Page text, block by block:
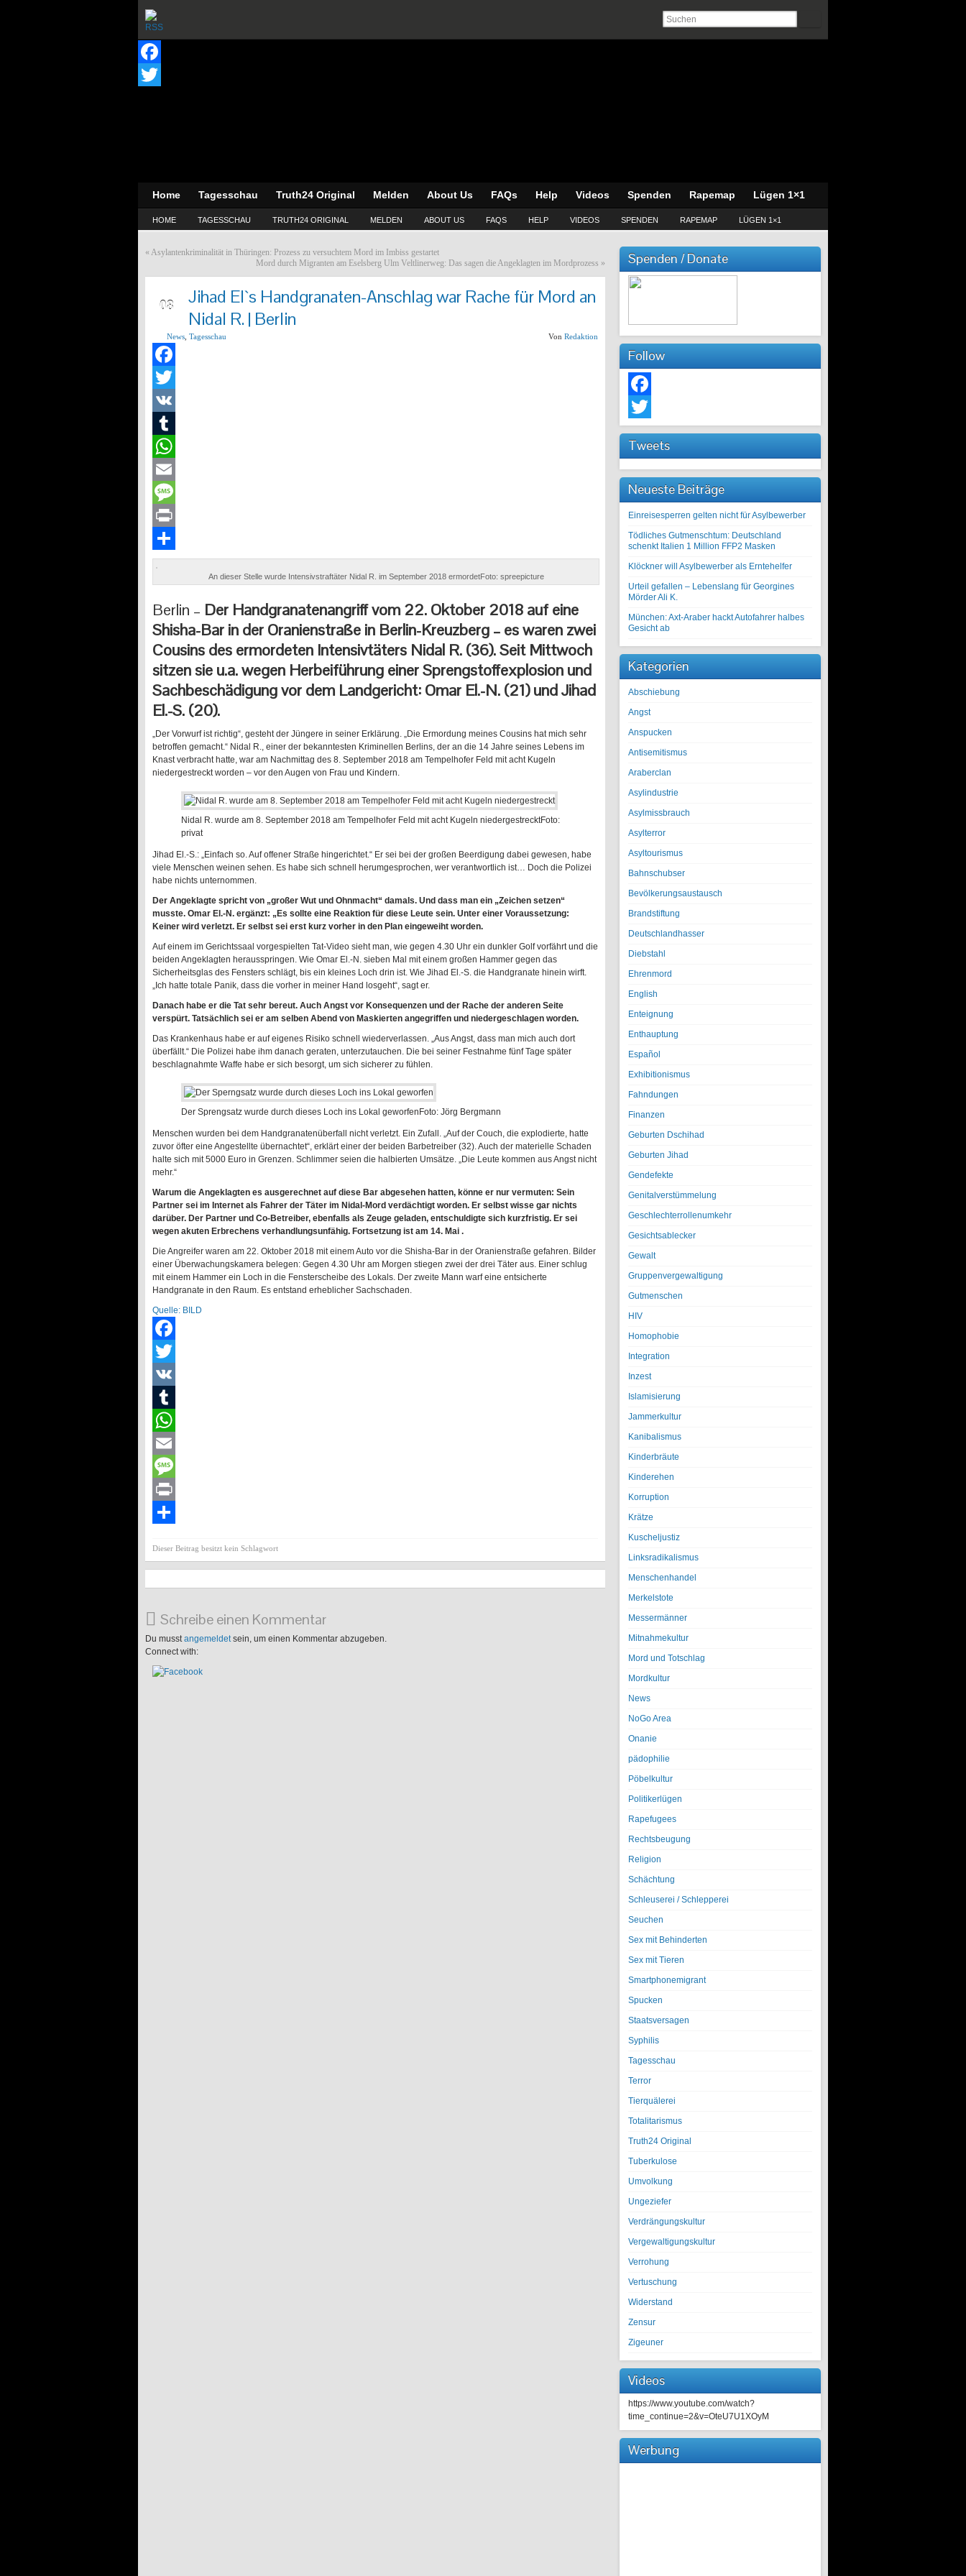
Facebook
Home Tagesschau Truth24 Original Melden About Us FAQs Help Videos Spenden Rapemap Lügen 1×1
HOME TAGESSCHAU TRUTH24 ORIGINAL MELDEN ABOUT US FAQS HELP VIDEOS SPENDEN RAPEMAP LÜGEN 1×1
« Asylantenkriminalität in Thüringen: Prozess zu versuchtem Mord im Imbiss gestartet
Mord durch Migranten am Eselsberg Ulm Veltlinerweg: Das sagen die Angeklagten im Mordprozess »
08
Jihad El`s Handgranaten-Anschlag war Rache für Mord an
Nidal R. | Berlin
News Tagesschau Von Redaktion
Facebook
Twitter
VK
Tumblr
WhatsApp
Email
Message
Print
Teilen
An dieser Stelle wurde Intensivstraftäter Nidal R. im September 2018 ermordetFoto: spreepicture
Berlin – Der Handgranatenangriff vom 22. Oktober 2018 auf eine
Shisha-Bar in der Oranienstraße in Berlin-Kreuzberg – es waren zwei
Cousins des ermordeten Intensivtäters Nidal R. (36). Seit Mittwoch
sitzen sie u.a. wegen Herbeiführung einer Sprengstoffexplosion und
Sachbeschädigung vor dem Landgericht: Omar El.-N. (21) und Jihad
El.-S. (20).
„Der Vorwurf ist richtig“, gesteht der Jüngere in seiner Erklärung. „Die Ermordung meines Cousins hat mich sehr
betroffen gemacht.“ Nidal R., einer der bekanntesten Kriminellen Berlins, der an die 14 Jahre seines Lebens im
Knast verbracht hatte, war am Nachmittag des 8. September 2018 am Tempelhofer Feld mit acht Kugeln
niedergestreckt worden – vor den Augen von Frau und Kindern.
Nidal R. wurde am 8. September 2018 am Tempelhofer Feld mit acht Kugeln niedergestrecktFoto:
privat
Jihad El.-S.: „Einfach so. Auf offener Straße hingerichtet.“ Er sei bei der großen Beerdigung dabei gewesen, habe
viele Menschen weinen sehen. Es habe sich schnell herumgesprochen, wer verantwortlich ist… Doch die Polizei
habe nichts unternommen.
Der Angeklagte spricht von „großer Wut und Ohnmacht“ damals. Und dass man ein „Zeichen setzen“
musste. Omar El.-N. ergänzt: „Es sollte eine Reaktion für diese Leute sein. Unter einer Voraussetzung:
Keiner wird verletzt. Er selbst sei erst kurz vorher in den Plan eingeweiht worden.
Auf einem im Gerichtssaal vorgespielten Tat-Video sieht man, wie gegen 4.30 Uhr ein dunkler Golf vorfährt und die
beiden Angeklagten herausspringen. Wie Omar El.-N. sieben Mal mit einem großen Hammer gegen das
Sicherheitsglas des Fensters schlägt, bis ein kleines Loch drin ist. Wie Jihad El.-S. die Handgranate hinein wirft.
„Ich hatte totale Panik, dass die vorher in meiner Hand losgeht“, sagt er.
Danach habe er die Tat sehr bereut. Auch Angst vor Konsequenzen und der Rache der anderen Seite
verspürt. Tatsächlich sei er am selben Abend von Maskierten angegriffen und niedergeschlagen worden.
Das Krankenhaus habe er auf eigenes Risiko schnell wiederverlassen. „Aus Angst, dass man mich auch dort
überfällt.“ Die Polizei habe ihm danach geraten, unterzutauchen. Die bei seiner Festnahme fünf Tage später
beschlagnahmte Waffe habe er sich besorgt, um sich sicherer zu fühlen.
Der Sprengsatz wurde durch dieses Loch ins Lokal geworfen Foto: Jörg Bergmann
Menschen wurden bei dem Handgranatenüberfall nicht verletzt. Ein Zufall. „Auf der Couch, die explodierte, hatte
zuvor öfter eine Angestellte übernachtet“, erklärt einer der beiden Barbetreiber (32). Auch der materielle Schaden
halte sich mit 5000 Euro in Grenzen. Schlimmer seien die halbierten Umsätze. „Die Leute kommen aus Angst nicht
mehr.“
Warum die Angeklagten es ausgerechnet auf diese Bar abgesehen hatten, könne er nur vermuten: Sein
Partner sei im Internet als Fahrer der Täter im Nidal-Mord verdächtigt worden. Er selbst wisse gar nichts
darüber. Der Partner und Co-Betreiber, ebenfalls als Zeuge geladen, entschuldigte sich kurzfristig. Er sei
wegen akuten Erbrechens verhandlungsunfähig. Fortsetzung ist am 14. Mai .
Die Angreifer waren am 22. Oktober 2018 mit einem Auto vor die Shisha-Bar in der Oranienstraße gefahren. Bilder
einer Überwachungskamera belegen: Gegen 4.30 Uhr am Morgen stiegen zwei der drei Täter aus. Einer schlug
mit einem Hammer ein Loch in die Fensterscheibe des Lokals. Der zweite Mann warf eine entsicherte
Handgranate in den Raum. Es entstand erheblicher Sachschaden.
Quelle: BILD
Facebook
Twitter
VK
Tumblr
WhatsApp
Email
Message
Print
Dieser Beitrag besitzt kein Schlagwort
Schreibe einen Kommentar
Du musstangemeldetsein, um einen Kommentar abzugeben.
Connect with:
Spenden / Donate
Follow
Facebook
Tweets
Neueste Beiträge
Einreisesperren gelten nicht für Asylbewerber
Tödliches Gutmenschtum: Deutschland
schenkt Italien 1 Million FFP2 Masken
Klöckner will Asylbewerber als Erntehelfer
Urteil gefallen – Lebenslang für Georgines
Mörder Ali K.
München: Axt-Araber hackt Autofahrer halbes
Gesicht ab
Kategorien
Abschiebung
Angst
Anspucken
Antisemitismus
Araberclan
Asylindustrie
Asylmissbrauch
Asylterror
Asyltourismus
Bahnschubser
Bevölkerungsaustausch
Brandstiftung
Deutschlandhasser
Diebstahl
Ehrenmord
English
Enteignung
Enthauptung
Español
Exhibitionismus
Fahndungen
Finanzen
Geburten Dschihad
Geburten Jihad
Gendefekte
Genitalverstümmelung
Geschlechterrollenumkehr
Gesichtsablecker
Gewalt
Gruppenvergewaltigung
Gutmenschen
HIV
Homophobie
Integration
Inzest
Islamisierung
Jammerkultur
Kanibalismus
Kinderbräute
Kinderehen
Korruption
Krätze
Kuscheljustiz
Linksradikalismus
Menschenhandel
Merkelstote
Messermänner
Mitnahmekultur
Mord und Totschlag
Mordkultur
News
NoGo Area
Onanie
pädophilie
Pöbelkultur
Politikerlügen
Rapefugees
Rechtsbeugung
Religion
Schächtung
Schleuserei / Schlepperei
Seuchen
Sex mit Behinderten
Sex mit Tieren
Smartphonemigrant
Spucken
Staatsversagen
Syphilis
Tagesschau
Terror
Tierquälerei
Totalitarismus
Truth24 Original
Tuberkulose
Umvolkung
Ungeziefer
Verdrängungskultur
Vergewaltigungskultur
Verrohung
Vertuschung
Widerstand
Zensur
Zigeuner
Videos
https://www.youtube.com/watch?
time_continue=2&v=OteU7U1XOyM
Werbung